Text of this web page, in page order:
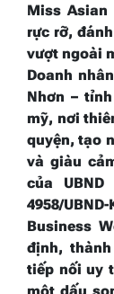
Miss
rực rỡ,
vượt ngoài
Doanh
Nhơn –
mỹ, nơi
quyện, tạo
và giàu
của
4958/
Business
định,
tiếp nối uy